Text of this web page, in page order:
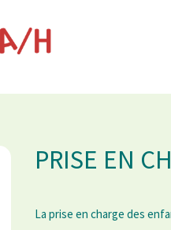
PRISE EN
La prise en charge des